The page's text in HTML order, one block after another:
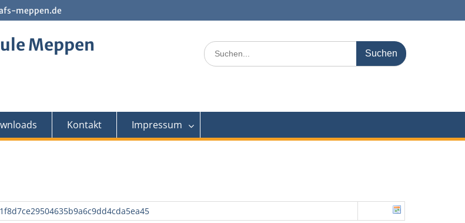
meppen.de
Meppen
Search
for:
Kontakt Impressum